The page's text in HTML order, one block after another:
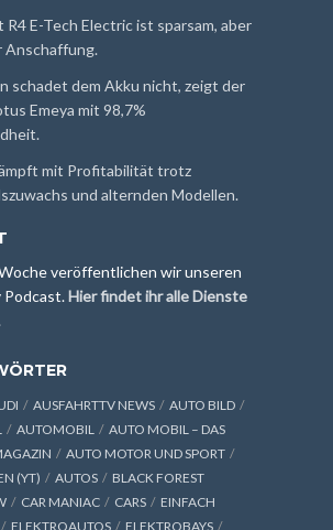
R4 E-Tech Electric ist sparsam, aber
Anschaffung.
schadet dem Akku nicht, zeigt der
Emeya mit 98,7%
mit Profitabilität trotz
und alternden Modellen.
veröffentlichen wir unseren
Hier findet ihr alle Dienste
AUSFAHRTTV NEWS
AUTO BILD
AUTOMOBIL
AUTO MOBIL – DAS
AUTO MOTOR UND SPORT
(YT)
AUTOS
BLACK FOREST
CAR MANIAC CARS
EINFACH
ELEKTROAUTOS
ELEKTROBAYS